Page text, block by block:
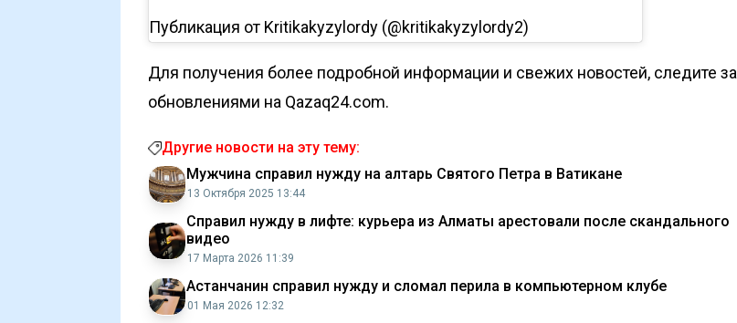
Публикация от Kritikakyzylordy (@kritikakyzylordy2)
Для получения более подробной информации и свежих новостей, следите за
обновлениями на Qazaq24.com.
Другие новости на эту тему:
Мужчина справил нужду на алтарь Святого Петра в Ватикане
13 Октября 2025 13:44
Справил нужду в лифте: курьера из Алматы арестовали после скандального
видео
17 Марта 2026 11:39
Астанчанин справил нужду и сломал перила в компьютерном клубе
01 Мая 2026 12:32